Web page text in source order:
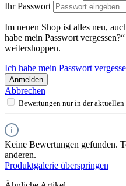
Ihr Passwort
Im neuen Shop ist alles neu,
habe mein Passwort
weitershoppen.
Ich habe mein Passwort
Anmelden
Abbrechen
Bewertungen nur in der aktuellen
Keine Bewertungen gefunden.
anderen.
Produktgalerie überspringen